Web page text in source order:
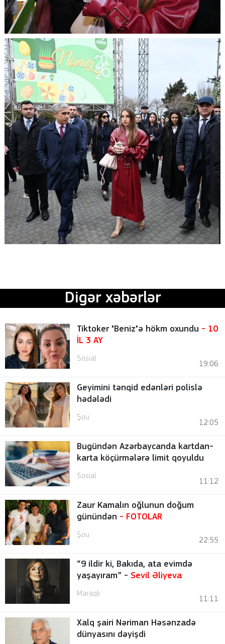
Digər xəbərlər
Tiktoker "Beniz"ə hökm oxundu - 10
İL 3 AY
Sosial
19:06
Geyimini tənqid edənləri polislə
hədələdi
Şou
12:05
Bugündən Azərbaycanda kartdan-
karta köçürmələrə limit qoyuldu
Sosial
11:12
Zaur Kamalın oğlunun doğum
günündən - FOTOLAR
Şou
22:55
“9 ildir ki, Bakıda, ata evimdə
yaşayıram” - Sevil Əliyeva
Maraqlı
11:11
Xalq şairi Nəriman Həsənzadə
dünyasını dəyişdi